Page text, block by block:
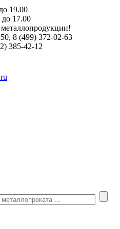
19.00
до 17.00
8 (499) 372-02-63
385-42-12